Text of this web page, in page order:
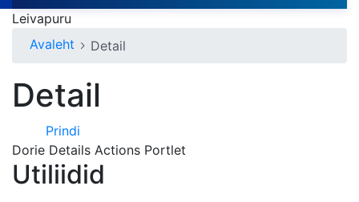
Leivapuru
Avaleht
Detail
Detail
Prindi
Dorie Details Actions Portlet
Utiliidid